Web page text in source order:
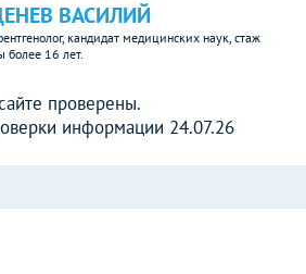
ВАСИЛИЙ
кандидат медицинских наук, стаж
более 16 лет.
проверены.
информации 24.07.26